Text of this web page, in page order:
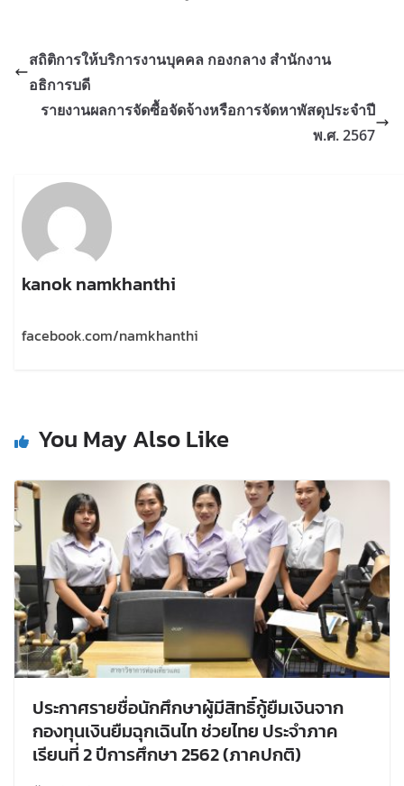
สถิติการให้บริการงานบุคคล กองกลาง สำนักงาน
อธิการบดี
รายงานผลการจัดซื้อจัดจ้างหรือการจัดหาพัสดุประจำปี
พ.ศ. 2567
kanok namkhanthi
facebook.com/namkhanthi
You May Also Like
ประกาศรายชื่อนักศึกษาผู้มีสิทธิ์กู้ยืมเงินจาก
กองทุนเงินยืมฉุกเฉินไท ช่วยไทย ประจำภาค
เรียนที่ 2 ปีการศึกษา 2562 (ภาคปกติ)